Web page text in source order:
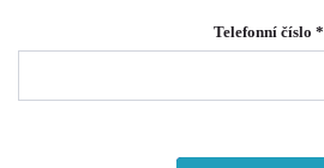
Telefonní číslo *